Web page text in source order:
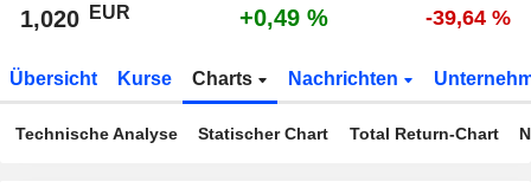
1,020 EUR +0,49 % -39,64 %
Übersicht Kurse Charts Nachrichten
Technische Analyse Statischer Chart Total Return-Chart